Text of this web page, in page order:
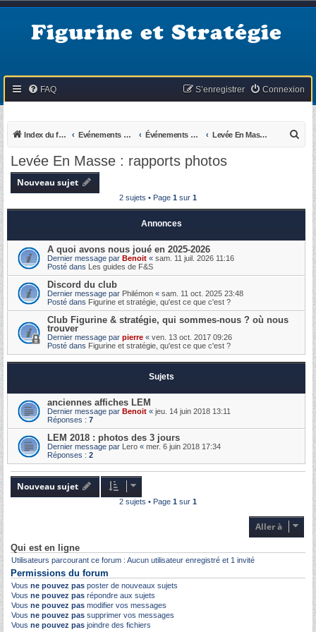
Figurine et Stratégie
FAQ Connexion
S’enregistrer
Index du forum Evénements du KB Événements passés Levée En Masse : rapports photos
Levée En Masse : rapports photos
Nouveau sujet
2 sujets • Page 1 sur 1
Annonces
A quoi avons nous joué en 2025-2026
Dernier message par Benoit « sam. 11 juil. 2026 11:16
Posté dans Les guides de F&S
Discord du club
Dernier message par Philémon « sam. 11 oct. 2025 23:48
Posté dans Figurine et stratégie, qu'est ce que c'est ?
Club Figurine & stratégie, qui sommes-nous ? où nous
trouver
Dernier message par pierre « ven. 13 oct. 2017 09:26
Posté dans Figurine et stratégie, qu'est ce que c'est ?
Sujets
anciennes affiches LEM
Dernier message par Benoit « jeu. 14 juin 2018 13:11
Réponses : 7
LEM 2018 : photos des 3 jours
Dernier message par Lero « mer. 6 juin 2018 17:34
Réponses : 2
Nouveau sujet
2 sujets • Page 1 sur 1
Aller à
Qui est en ligne
Utilisateurs parcourant ce forum : Aucun utilisateur enregistré et 1 invité
Permissions du forum
Vous ne pouvez pas poster de nouveaux sujets
Vous ne pouvez pas répondre aux sujets
Vous ne pouvez pas modifier vos messages
Vous ne pouvez pas supprimer vos messages
Vous ne pouvez pas joindre des fichiers